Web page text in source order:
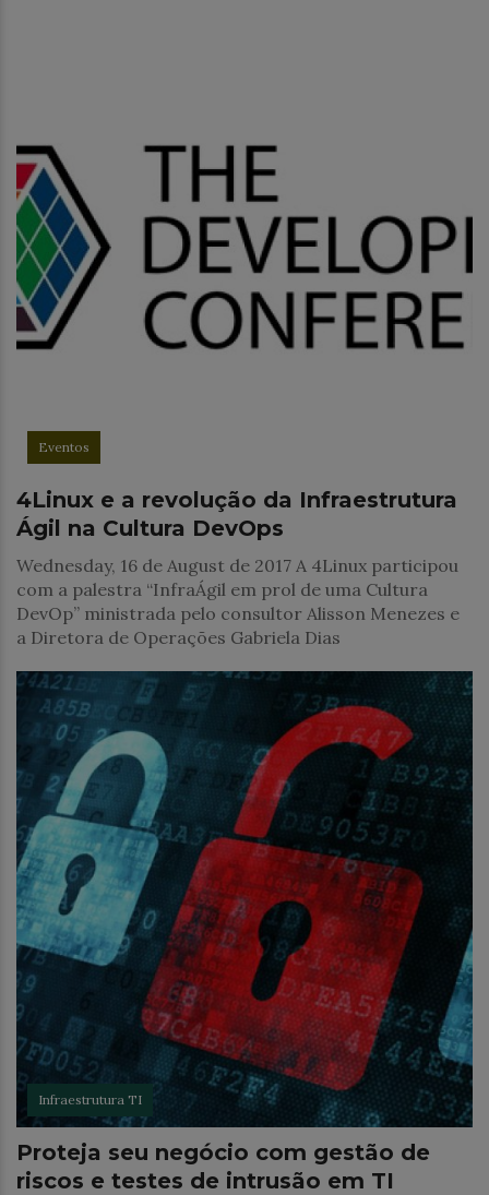
Eventos
4Linux e a revolução da Infraestrutura
Ágil na Cultura DevOps
Wednesday, 16 de August de 2017 A 4Linux participou
com a palestra “InfraÁgil em prol de uma Cultura
DevOp” ministrada pelo consultor Alisson Menezes e
a Diretora de Operações Gabriela Dias
Infraestrutura TI
Proteja seu negócio com gestão de
riscos e testes de intrusão em TI